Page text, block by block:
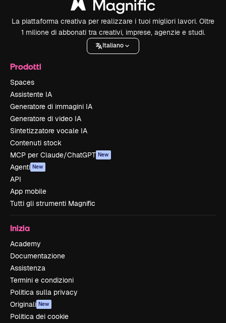
La piattaforma creativa per realizzare i tuoi migliori lavori. Oltre
1 milione di abbonati tra creativi, imprese, agenzie e studi.
Italiano
Prodotti
Spaces
Assistente IA
Generatore di immagini IA
Generatore di video IA
Sintetizzatore vocale IA
Contenuti stock
MCP per Claude/ChatGPT New
Agenti New
API
App mobile
Tutti gli strumenti Magnific
Inizia
Academy
Documentazione
Assistenza
Termini e condizioni
Politica sulla privacy
Originali New
Politica dei cookie